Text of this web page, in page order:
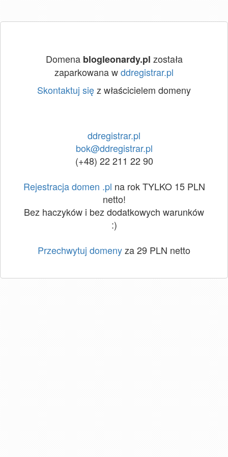
Domena blogleonardy.pl została
zaparkowana wddregistrar.pl
Skontaktuj sięz właścicielem domeny
ddregistrar.pl
bok@ddregistrar.pl
(+48) 22 211 22 90
Rejestracja domen .pl na rok TYLKO 15 PLN
netto!
Bez haczyków i bez dodatkowych warunków
:)
Przechwytuj domenyza 29 PLN netto